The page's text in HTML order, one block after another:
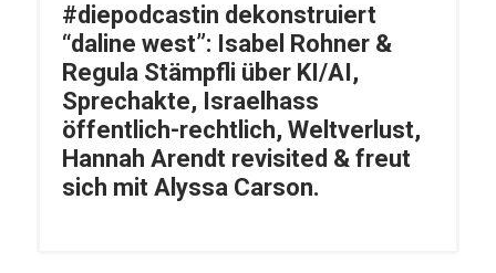
#diepodcastin dekonstruiert
“daline west”: Isabel Rohner &
Regula Stämpfli über KI/AI,
Sprechakte, Israelhass
öffentlich-rechtlich, Weltverlust,
Hannah Arendt revisited & freut
sich mit Alyssa Carson.